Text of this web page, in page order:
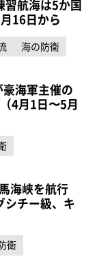
習航海は5か国
16日から
海の防衛
海軍主催の
4月1日〜5月
海峡を航行
シチー級、キ
衛